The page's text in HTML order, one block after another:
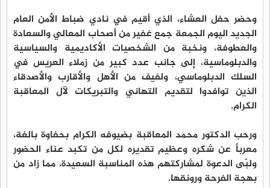
وحضر حفل العشاء، الذي أقيم في نادي ضباط الأمن العام
الجديد اليوم الجمعة جمع غفير من أصحاب المعالي والسعادة
والعطوفة، ونخبة من الشخصيات الأكاديمية والسياسية
والدبلوماسية، إلى جانب عدد كبير من زملاء العريس في
السلك الدبلوماسي، ولفيف من الأهل والأقارب والأصدقاء
الذين توافدوا لتقديم التهاني والتبريكات لآل المعاقبة
الكرام.
ورحب الدكتور محمد المعاقبة بضيوفه الكرام بحفاوة بالغة،
معرباً عن شكره وعظيم تقديره لكل من تكبد عناء الحضور
ولبّى الدعوة لمشاركتهم هذه المناسبة السعيدة، مما زاد من
بهجة الفرحة ورونقها.